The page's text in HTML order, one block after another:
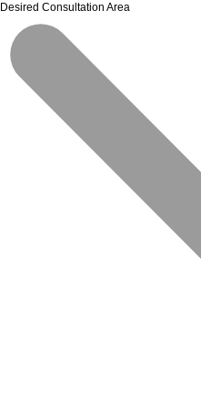
Desired Consultation Area